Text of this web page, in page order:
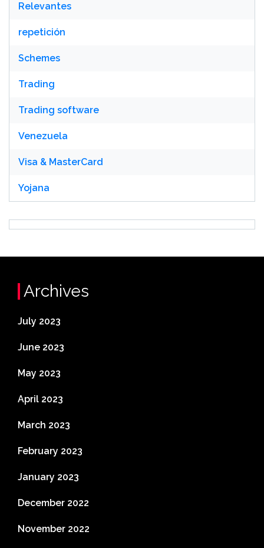
Relevantes
repetición
Schemes
Trading
Trading software
Venezuela
Visa & MasterCard
Yojana
Archives
July 2023
June 2023
May 2023
April 2023
March 2023
February 2023
January 2023
December 2022
November 2022